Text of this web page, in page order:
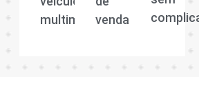
multimarcas.
venda.